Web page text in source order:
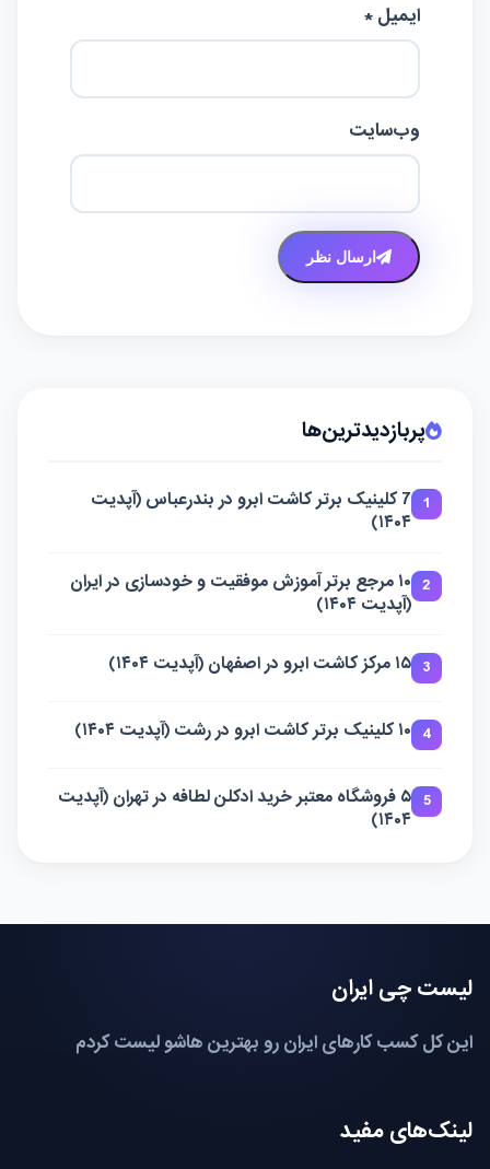
ایمیل *
وب‌سایت
ارسال نظر
پربازدیدترین‌ها
1
7 کلینیک برتر کاشت ابرو در بندرعباس (آپدیت
۱۴۰۴)
2
۱۰ مرجع برتر آموزش موفقیت و خودسازی در ایران
(آپدیت ۱۴۰۴)
3 ۱۵ مرکز کاشت ابرو در اصفهان (آپدیت ۱۴۰۴)
4 ۱۰ کلینیک برتر کاشت ابرو در رشت (آپدیت ۱۴۰۴)
5
۵ فروشگاه معتبر خرید ادکلن لطافه در تهران (آپدیت
۱۴۰۴)
لیست چی ایران
این کل کسب کارهای ایران رو بهترین هاشو لیست کردم
لینک‌های مفید